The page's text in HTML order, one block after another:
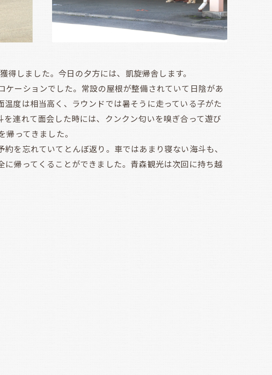
しました。今日の夕方には、凱旋帰舎します。
ーションでした。常設の屋根が整備されていて日陰があ
度は相当高く、ラウンドでは暑そうに走っている子がた
連れて面会した時には、クンクン匂いを嗅ぎ合って遊び
ってきました。
を忘れていてとんぼ返り。車ではあまり寝ない海斗も、
帰ってくることができました。青森観光は次回に持ち越